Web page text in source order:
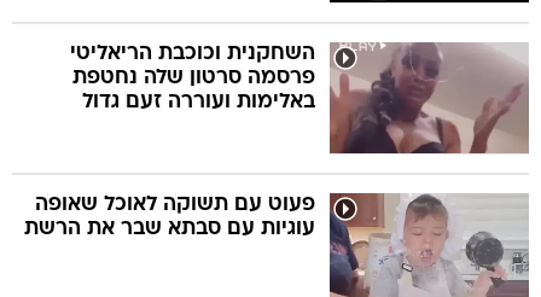
השחקנית וכוכבת הריאליטי
פרסמה סרטון שלה נחטפת
באלימות ועוררה זעם גדול
פעוט עם תשוקה לאוכל שאופה
עוגיות עם סבתא שבר את הרשת